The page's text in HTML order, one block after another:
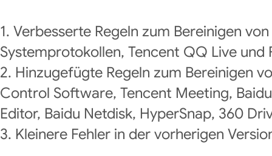
1. Verbesserte Regeln zum Bereinigen
Systemprotokollen, Tencent QQ Live und
2. Hinzugefügte Regeln zum Bereinigen
Control Software, Tencent Meeting,
Editor, Baidu Netdisk, HyperSnap, 360
3. Kleinere Fehler in der vorherigen